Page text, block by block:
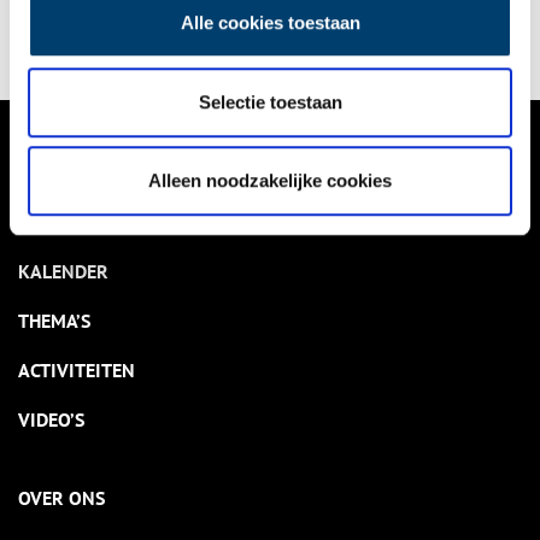
Alle cookies toestaan
Selectie toestaan
Alleen noodzakelijke cookies
kwaliteit van de dijken eromheen?
NIEUWS
KALENDER
THEMA’S
ACTIVITEITEN
VIDEO’S
OVER ONS